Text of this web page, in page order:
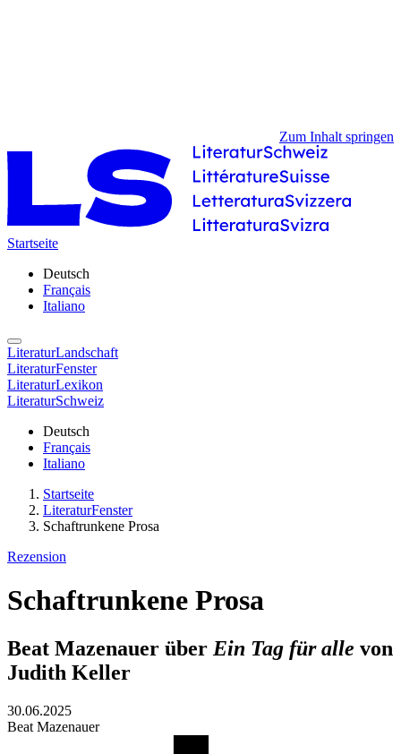
Zum Inhalt springen
Startseite
Deutsch
Français
Italiano
LiteraturLandschaft
LiteraturFenster
LiteraturLexikon
LiteraturSchweiz
Deutsch
Français
Italiano
Startseite
LiteraturFenster
Schaftrunkene Prosa
Rezension
Schaftrunkene Prosa
Beat Mazenauer über Ein Tag für alle von
Judith Keller
30.06.2025
Beat Mazenauer